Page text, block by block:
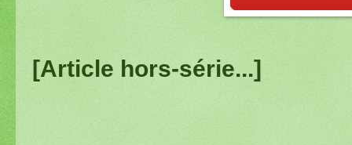
[Article hors-série...]